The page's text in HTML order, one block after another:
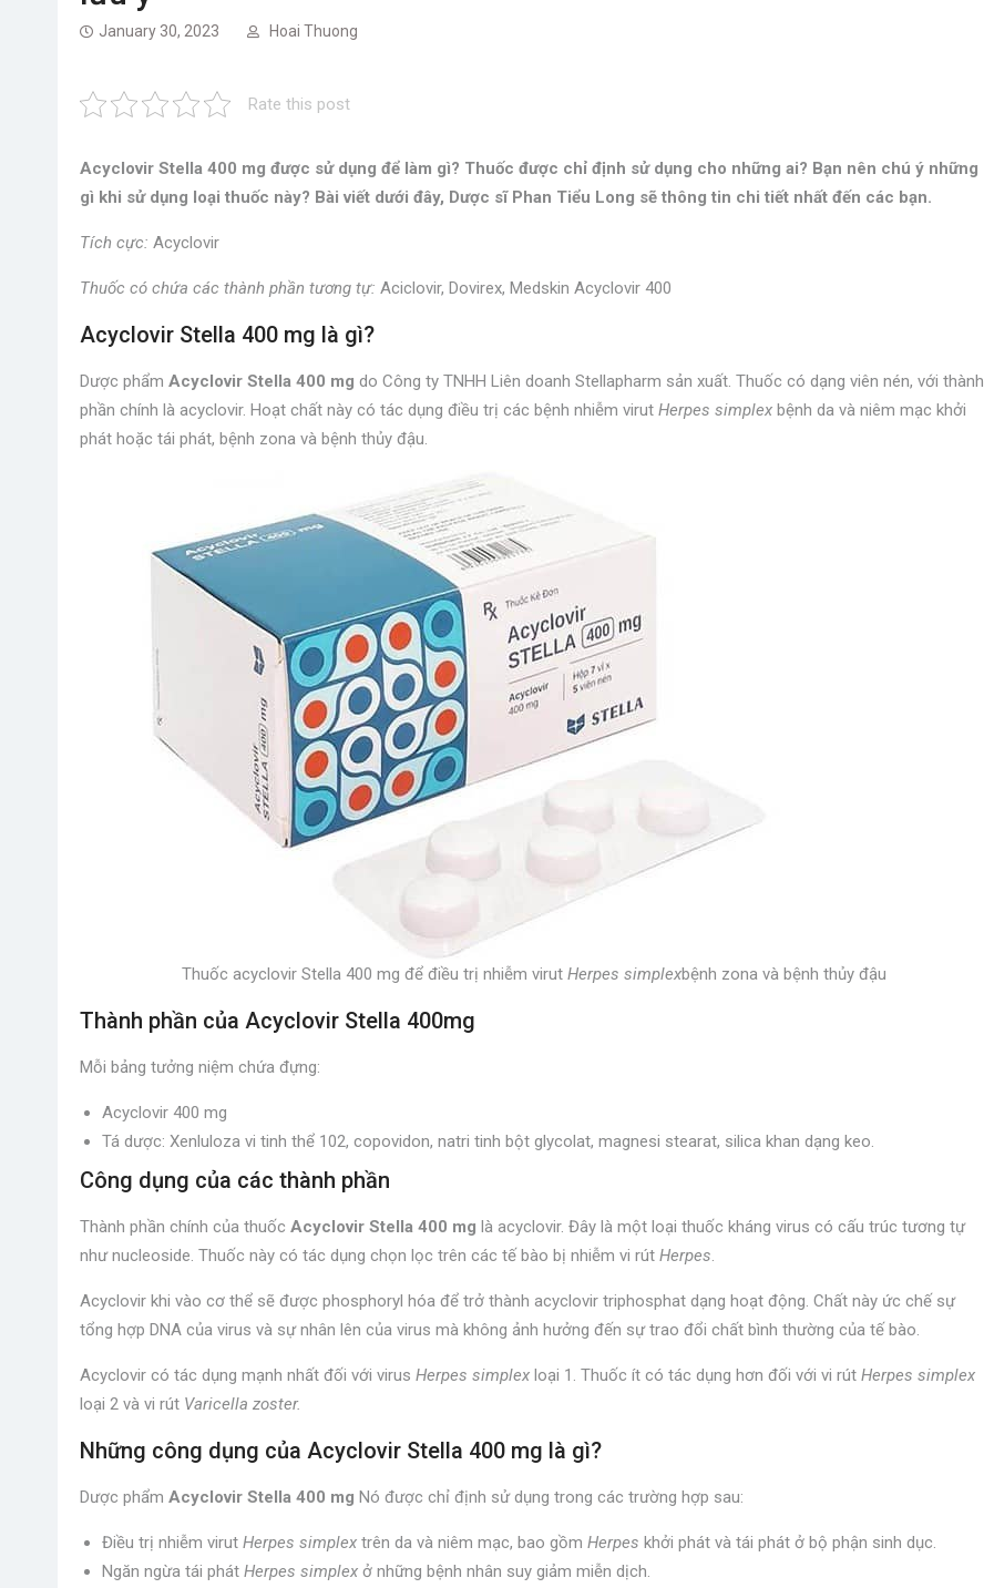
January 30, 2023 Hoai Thuong
Rate this post
Acyclovir Stella 400 mg được sử dụng để làm gì? Thuốc được chỉ định sử dụng cho những ai? Bạn nên chú ý những
gì khi sử dụng loại thuốc này? Bài viết dưới đây, Dược sĩ Phan Tiểu Long sẽ thông tin chi tiết nhất đến các bạn.
Tích cực: Acyclovir
Thuốc có chứa các thành phần tương tự: Aciclovir, Dovirex, Medskin Acyclovir 400
Acyclovir Stella 400 mg là gì?
Dược phẩm Acyclovir Stella 400 mg do Công ty TNHH Liên doanh Stellapharm sản xuất. Thuốc có dạng viên nén, với thành
phần chính là acyclovir. Hoạt chất này có tác dụng điều trị các bệnh nhiễm virut Herpes simplex bệnh da và niêm mạc khởi
phát hoặc tái phát, bệnh zona và bệnh thủy đậu.
Thuốc acyclovir Stella 400 mg để điều trị nhiễm virut Herpes simplexbệnh zona và bệnh thủy đậu
Thành phần của Acyclovir Stella 400mg
Mỗi bảng tưởng niệm chứa đựng:
Acyclovir 400 mg
Tá dược: Xenluloza vi tinh thể 102, copovidon, natri tinh bột glycolat, magnesi stearat, silica khan dạng keo.
Công dụng của các thành phần
Thành phần chính của thuốc Acyclovir Stella 400 mg là acyclovir. Đây là một loại thuốc kháng virus có cấu trúc tương tự
như nucleoside. Thuốc này có tác dụng chọn lọc trên các tế bào bị nhiễm vi rút Herpes
Acyclovir khi vào cơ thể sẽ được phosphoryl hóa để trở thành acyclovir triphosphat dạng hoạt động. Chất này ức chế sự
tổng hợp DNA của virus và sự nhân lên của virus mà không ảnh hưởng đến sự trao đổi chất bình thường của tế bào.
Acyclovir có tác dụng mạnh nhất đối với virus Herpes simplex loại 1. Thuốc ít có tác dụng hơn đối với vi rút Herpes simplex
loại 2 và vi rút Varicella zoster.
Những công dụng của Acyclovir Stella 400 mg là gì?
Dược phẩm Acyclovir Stella 400 mg Nó được chỉ định sử dụng trong các trường hợp sau:
Điều trị nhiễm virut Herpes simplex trên da và niêm mạc, bao gồm Herpes khởi phát và tái phát ở bộ phận sinh dục.
Ngăn ngừa tái phát Herpes simplex ở những bệnh nhân suy giảm miễn dịch.